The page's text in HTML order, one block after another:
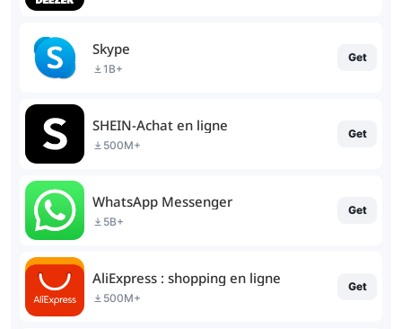
Skype
1B+
Get
SHEIN-Achat en ligne
500M+
Get
WhatsApp Messenger
5B+
Get
AliExpress : shopping en ligne
500M+
Get